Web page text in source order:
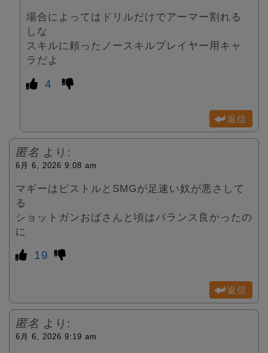
場合によってはドリルだけでアーマー割れる
しな
スキルに頼ったノースキルプレイヤー用キャ
ラだよ
4
返信
匿名 より:
6月 6, 2026 9:08 am
マギーはピストルとSMGが足速い奴が悪さして
る
ショットガンおばさんと頃はバランス良かったの
に
19
返信
匿名 より:
6月 6, 2026 9:19 am